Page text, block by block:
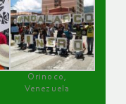
Orinoco,
Venezuela